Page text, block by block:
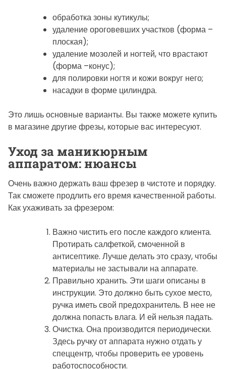
обработка зоны кутикулы;
удаление ороговевших участков (форма –
плоская);
удаление мозолей и ногтей, что врастают
(форма –конус);
для полировки ногтя и кожи вокруг него;
насадки в форме цилиндра.
Это лишь основные варианты. Вы также можете купить
в магазине другие фрезы, которые вас интересуют.
Уход за маникюрным
аппаратом: нюансы
Очень важно держать ваш фрезер в чистоте и порядку.
Так сможете продлить его время качественной работы.
Как ухаживать за фрезером:
Важно чистить его после каждого клиента.
Протирать салфеткой, смоченной в
антисептике. Лучше делать это сразу, чтобы
материалы не застывали на аппарате.
Правильно хранить. Эти шаги описаны в
инструкции. Это должно быть сухое место,
ручка иметь свой предохранитель. В нее не
должна попасть влага. И ей нельзя падать.
Очистка. Она производится периодически.
Здесь ручку от аппарата нужно отдать у
спеццентр, чтобы проверить ее уровень
работоспособности.